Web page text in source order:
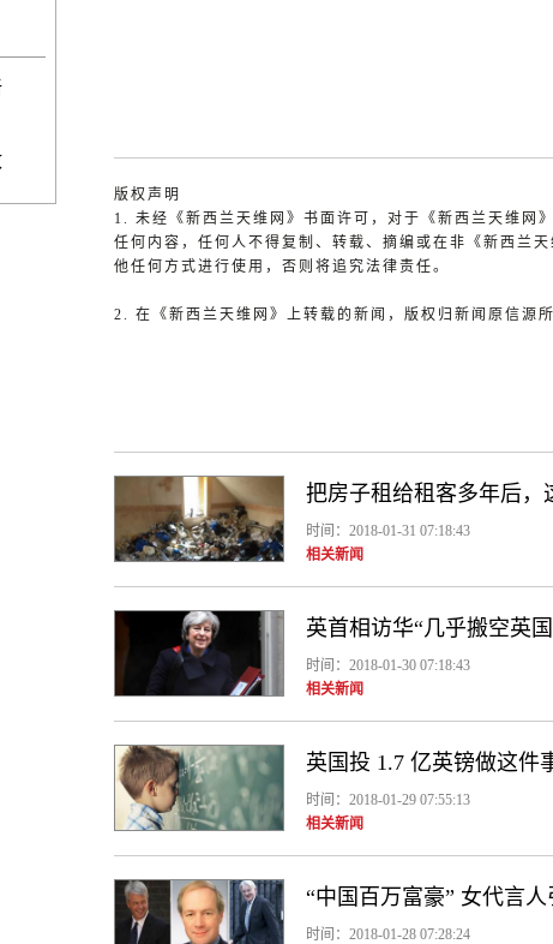
版权声明
1. 未经《新西兰天维网》书面许可，对于《新西兰天维网
任何内容，任何人不得复制、转载、摘编或在非《新西兰
他任何方式进行使用，否则将追究法律责任。
2. 在《新西兰天维网》上转载的新闻，版权归新闻原信源
把房子租给租客多年后，
时间：2018-01-31 07:18:43
相关新闻
英首相访华“几乎搬空英
时间：2018-01-30 07:18:43
相关新闻
英国投 1.7 亿英镑做这件
时间：2018-01-29 07:55:13
相关新闻
“中国百万富豪” 女代言
时间：2018-01-28 07:28:24